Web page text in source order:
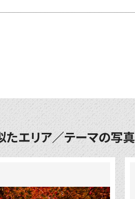
たエリア／テーマの写真